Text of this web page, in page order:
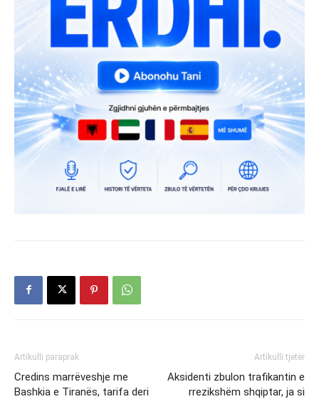
Artikulli paraprak
Credins marrëveshje me
Bashkia e Tiranës, tarifa deri
Artikulli tjetër
Aksidenti zbulon trafikantin e
rrezikshëm shqiptar, ja si